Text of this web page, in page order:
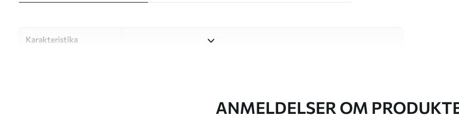
Karakteristika
ANMELDELSER OM